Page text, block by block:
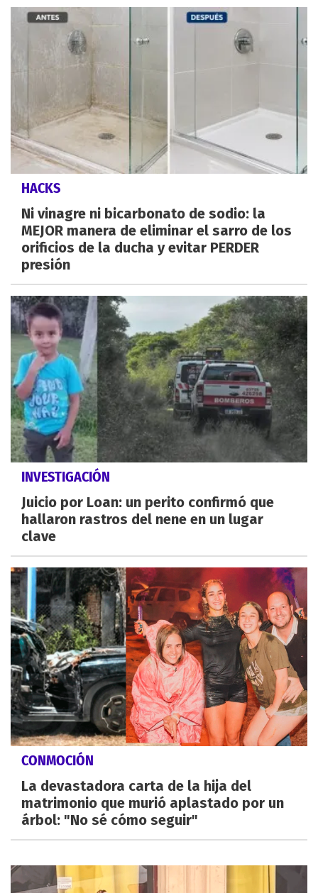
HACKS
Ni vinagre ni bicarbonato de sodio: la
MEJOR manera de eliminar el sarro de los
orificios de la ducha y evitar PERDER
presión
INVESTIGACIÓN
Juicio por Loan: un perito confirmó que
hallaron rastros del nene en un lugar
clave
CONMOCIÓN
La devastadora carta de la hija del
matrimonio que murió aplastado por un
árbol: "No sé cómo seguir"